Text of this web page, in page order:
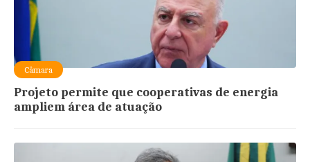
Câmara
Projeto permite que cooperativas de energia
ampliem área de atuação